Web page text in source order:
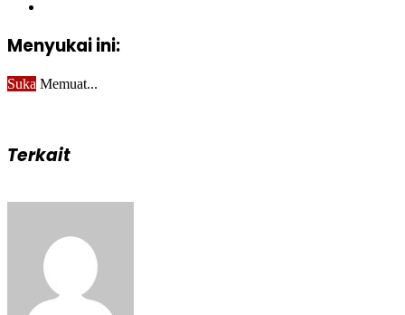
Menyukai ini:
Suka Memuat...
Terkait